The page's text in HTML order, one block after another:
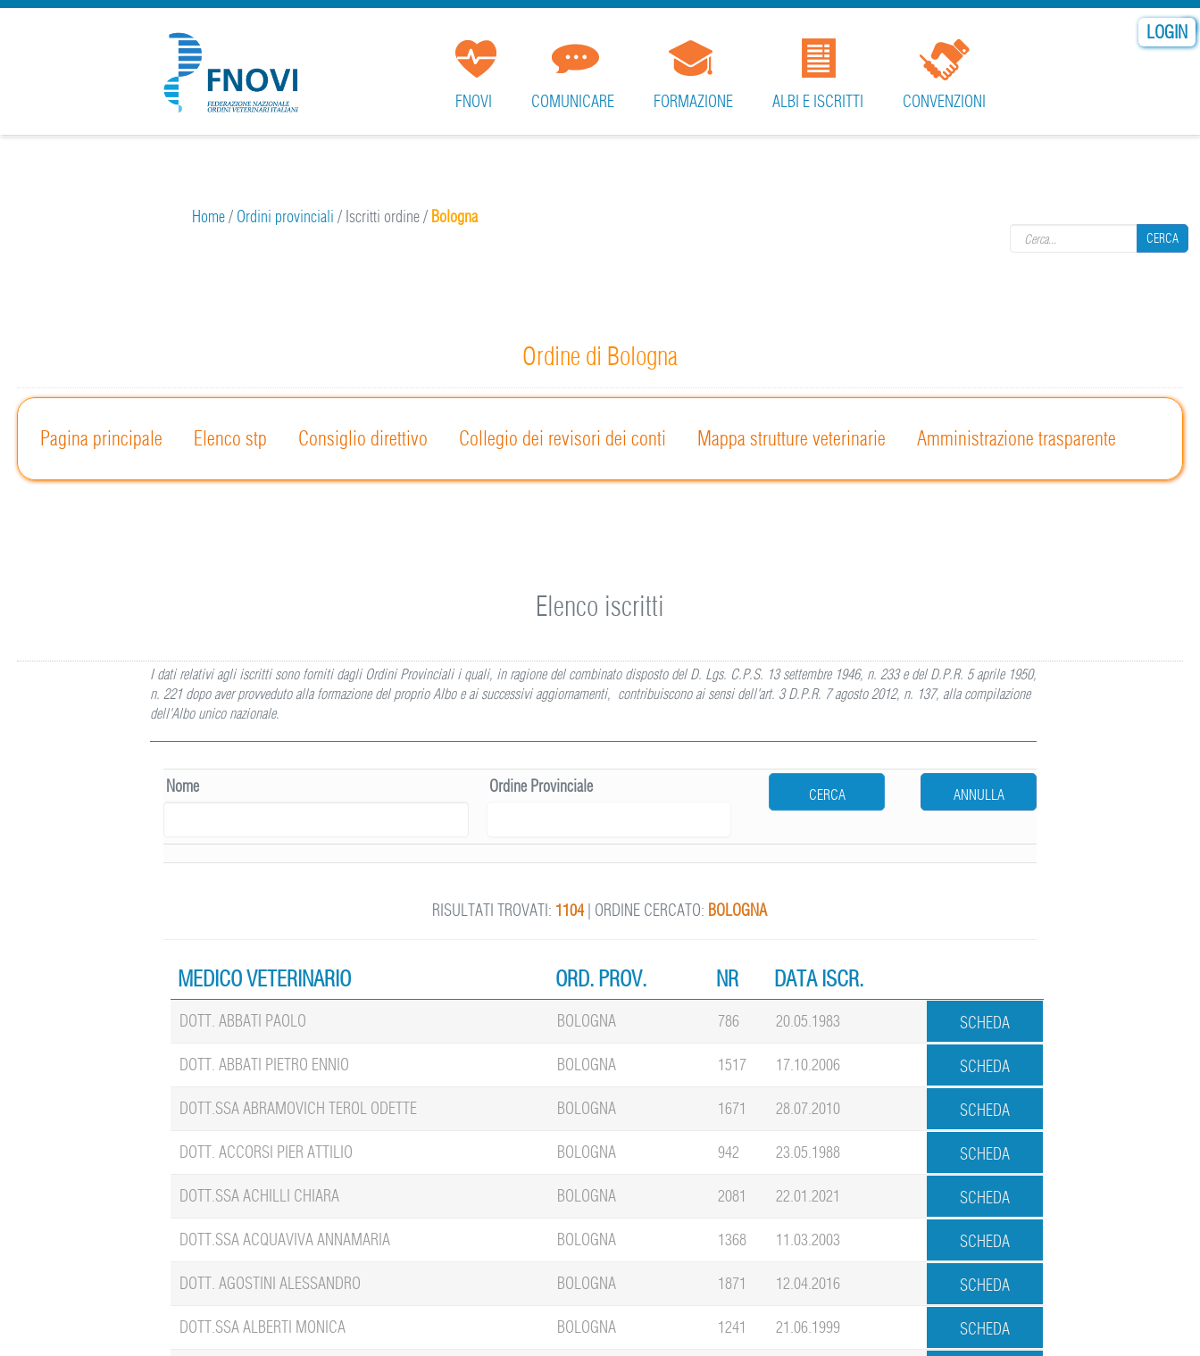
25
LOGIN
CERCA
FNOVI COMUNICARE FORMAZIONE ALBI E ISCRITTI CONVENZIONI
Home/ Ordini provinciali / Iscritti ordine/ Bologna
Ordine di Bologna
Pagina principale Elenco stp Consiglio direttivo Collegio dei revisori dei conti Mappa strutture veterinarie Amministrazione trasparente
Elenco iscritti
I dati relativi agli iscritti sono forniti dagli Ordini Provinciali i quali, in ragione del combinato disposto del D. Lgs. C.P.S. 13 settembre 1946, n. 233 e del D.P.R. 5 aprile 1950,
n. 221 dopo aver provveduto alla formazione del proprio Albo e ai successivi aggiornamenti, contribuiscono ai sensi dell'art. 3 D.P.R. 7 agosto 2012, n. 137, alla compilazione
dell'Albo unico nazionale.
Nome Ordine Provinciale CERCA ANNULLA
RISULTATI TROVATI: 1104| ORDINE CERCATO: BOLOGNA
MEDICO VETERINARIO ORD. PROV. NR DATA ISCR.
DOTT. ABBATI PAOLO BOLOGNA 786 20.05.1983
DOTT. ABBATI PIETRO ENNIO BOLOGNA 1517 17.10.2006
DOTT.SSA ABRAMOVICH TEROL ODETTE BOLOGNA 1671 28.07.2010
DOTT. ACCORSI PIER ATTILIO BOLOGNA 942 23.05.1988
DOTT.SSA ACHILLI CHIARA BOLOGNA 2081 22.01.2021
DOTT.SSA ACQUAVIVA ANNAMARIA BOLOGNA 1368 11.03.2003
DOTT. AGOSTINI ALESSANDRO BOLOGNA 1871 12.04.2016
DOTT.SSA ALBERTI MONICA BOLOGNA 1241 21.06.1999